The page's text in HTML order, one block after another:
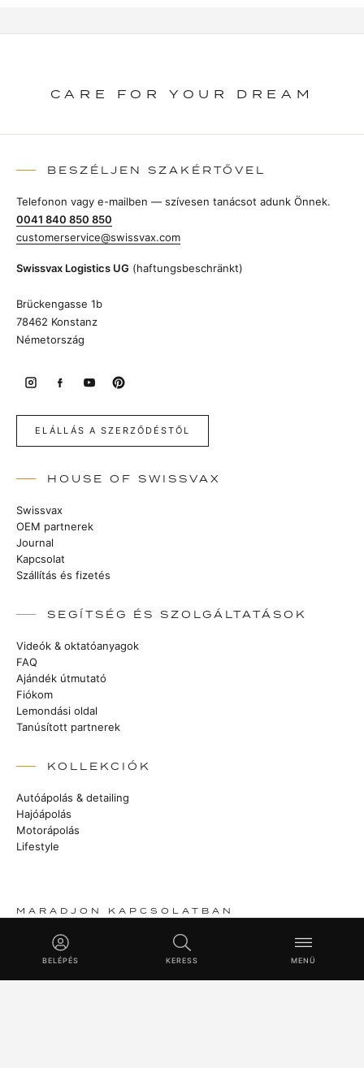
CARE FOR YOUR DREAM
BESZÉLJEN SZAKÉRTŐVEL
Telefonon vagy e-mailben — szívesen tanácsot adunk Önnek.
0041 840 850 850
customerservice@swissvax.com
Swissvax Logistics UG (haftungsbeschränkt)
Brückengasse 1b
78462 Konstanz
Németország
ELÁLLÁS A SZERZŐDÉSTŐL
HOUSE OF SWISSVAX
Swissvax
OEM partnerek
Journal
Kapcsolat
Szállítás és fizetés
SEGÍTSÉG ÉS SZOLGÁLTATÁSOK
Videók & oktatóanyagok
FAQ
Ajándék útmutató
Fiókom
Lemondási oldal
Tanúsított partnerek
KOLLEKCIÓK
Autóápolás & detailing
Hajóápolás
Motorápolás
Lifestyle
MARADJON KAPCSOLATBAN
Történetek a manufaktúrából, új termékek és Master Class-
technikák.
BELÉPÉS KERESS MENÜ